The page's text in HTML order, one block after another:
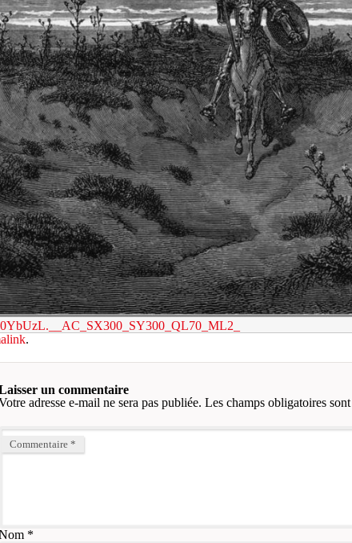
.
un commentaire
adresse e-mail ne sera pas publiée. Les champs obligatoires
Commentaire *
*